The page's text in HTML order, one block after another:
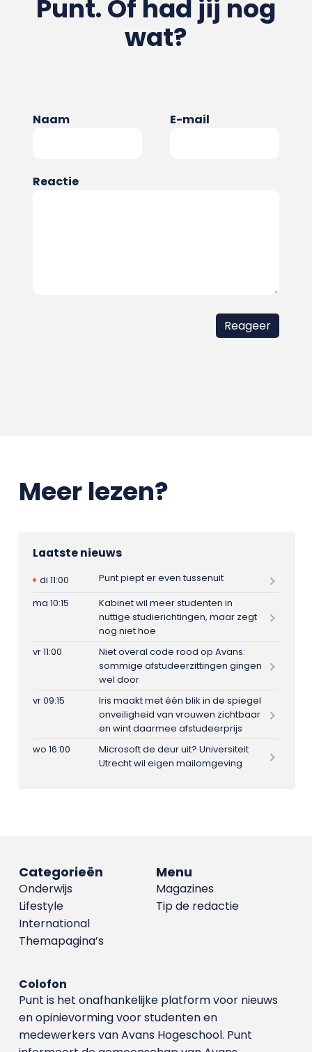
Punt. Of had jij nog
wat?
Naam E-mail
Reactie
Meer lezen?
Laatste nieuws
di 11:00
Punt piept er even tussenuit
ma 10:15
Kabinet wil meer studenten in
nuttige studierichtingen, maar zegt
nog niet hoe
vr 11:00
Niet overal code rood op Avans:
sommige afstudeerzittingen gingen
wel door
vr 09:15
Iris maakt met één blik in de spiegel
onveiligheid van vrouwen zichtbaar
en wint daarmee afstudeerprijs
wo 16:00
Microsoft de deur uit? Universiteit
Utrecht wil eigen mailomgeving
Menu
Magazines
Tip de redactie
Categorieën
Onderwijs
Lifestyle
International
Themapagina’s
Colofon
Punt is het onafhankelijke platform voor nieuws
en opinievorming voor studenten en
medewerkers van Avans Hoge­school. Punt